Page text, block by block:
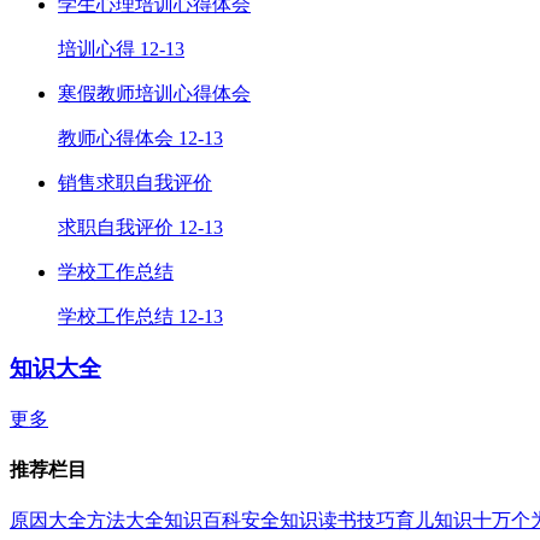
学生心理培训心得体会
培训心得 12-13
寒假教师培训心得体会
教师心得体会 12-13
销售求职自我评价
求职自我评价 12-13
学校工作总结
学校工作总结 12-13
知识大全
更多
推荐栏目
原因大全方法大全知识百科安全知识读书技巧育儿知识十万个